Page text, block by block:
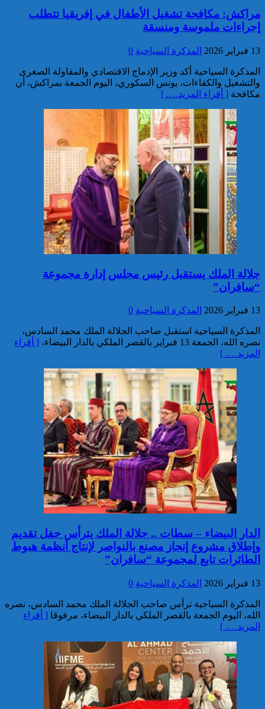
تفكيك خلية إرهابية مرتبطة بالفرع
الإفريقي ل”داعش”: ضبط عبوة
ناسفة إضافية في طور التركيب
بضواحي الرباط
إحباط مخطط إرهابي بالغ
الخطورة كان يستهدف المغرب
بتكليف وتحريض مباشر من قيادي
بارز في تنظيم “داعش” بمنطقة
الساحل الإفريقي
توقيف مواطن فرنسي من أصول
تونسية موضوع أمر دولي بإلقاء
القبض صادر عن السلطات
القضائية الفرنسية
إيفاد لجنة للبحث في ملابسات
وفاة 5 أشخاص بورش بناء سد
المختار السوسي
توقيف مواطن أجنبي مبحوث عنه
بموجب أمر دولي بإلقاء القبض
بمراكش
إدارة السجن المحلي واد زم تفند
مزاعم بخصوص وفاة سجين
مراكش: مكافحة تشغيل الأطفال في إفريقيا تتطلب
إجراءات ملموسة ومنسقة
13 فبراير 2026 المذكرة السياحية 0
المذكرة السياحية أكد وزير الإدماج الاقتصادي والمقاولة الصغرى
والتشغيل والكفاءات، يونس السكوري، اليوم الجمعة بمراكش، أن
مكافحة [ أقراء المزيد…. ]
جلالة الملك يستقبل رئيس مجلس إدارة مجموعة
“سافران”
13 فبراير 2026 المذكرة السياحية 0
المذكرة السياحية استقبل صاحب الجلالة الملك محمد السادس،
نصره الله، الجمعة 13 فبراير بالقصر الملكي بالدار البيضاء،
[ أقراء
المزيد…. ]
الدار البيضاء – سطات .. جلالة الملك يترأس حفل تقديم
وإطلاق مشروع إنجاز مصنع بالنواصر لإنتاج أنظمة هبوط
الطائرات تابع لمجموعة “سافران”
13 فبراير 2026 المذكرة السياحية 0
المذكرة السياحية ترأس صاحب الجلالة الملك محمد السادس، نصره
الله، اليوم الجمعة بالقصر الملكي بالدار البيضاء، مرفوقا [ أقراء
المزيد…. ]